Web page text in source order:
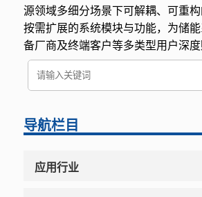
源领域多细分场景下可解耦、可重构
按需扩展的系统模块与功能，为储
备厂商及终端客户等多类型用户深度
导航栏目
应用行业